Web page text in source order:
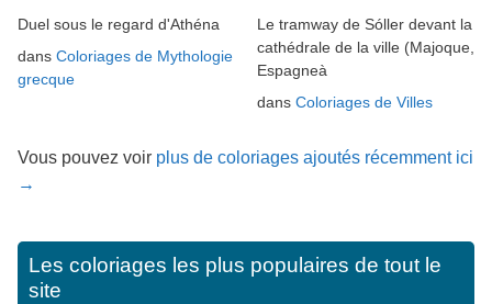
Duel sous le regard d'Athéna
dans Coloriages de Mythologie
grecque
Le tramway de Sóller devant la
cathédrale de la ville (Majoque,
Espagneà
dans Coloriages de Villes
Vous pouvez voir plus de coloriages ajoutés récemment ici
→
Les coloriages les plus populaires de tout le
site